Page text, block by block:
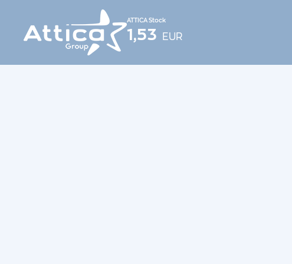
ATTICA Stock
1,53 EUR